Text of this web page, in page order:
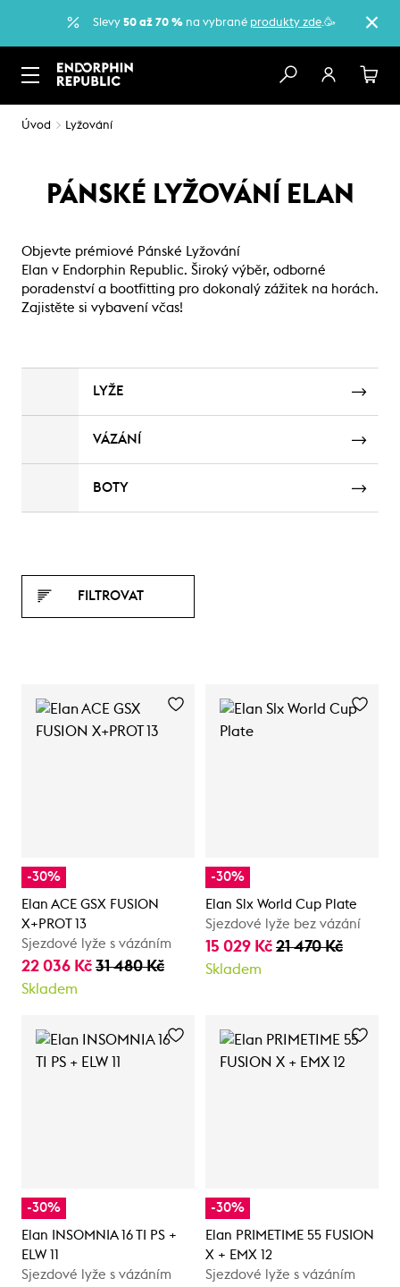
Slevy 50 až 70 % na vybrané produkty zde.🥳
Úvod Lyžování
PÁNSKÉ LYŽOVÁNÍ ELAN
Objevte prémiové Pánské Lyžování
Elan v Endorphin Republic. Široký výběr, odborné
poradenství a bootfitting pro dokonalý zážitek na horách.
Zajistěte si vybavení včas!
LYŽE
VÁZÁNÍ
BOTY
FILTROVAT
-30%
Elan ACE GSX FUSION
X+PROT 13
Sjezdové lyže s vázáním
22 036 Kč 31 480 Kč
Skladem
-30%
Elan Slx World Cup Plate
Sjezdové lyže bez vázání
15 029 Kč 21 470 Kč
Skladem
-30%
Elan INSOMNIA 16 TI PS +
ELW 11
Sjezdové lyže s vázáním
-30%
Elan PRIMETIME 55 FUSION
X + EMX 12
Sjezdové lyže s vázáním